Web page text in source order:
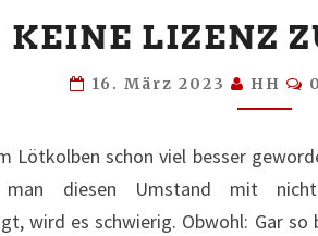
ZUM
KEINE LIZENZ
16. März 2023 HH
Lötkolben schon viel besser
man diesen Umstand mit nicht
wird es schwierig. Obwohl: Gar